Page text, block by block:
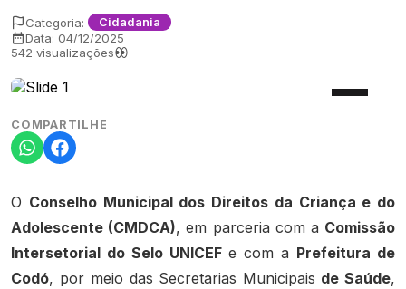
Categoria: Cidadania
Data: 04/12/2025
542 visualizações
COMPARTILHE
O Conselho Municipal dos Direitos da Criança e do
Adolescente (CMDCA), em parceria com a Comissão
Intersetorial do Selo UNICEF e com a Prefeitura de
Codó, por meio das Secretarias Municipais de Saúde,